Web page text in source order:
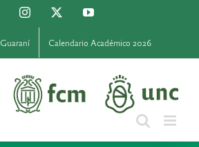
FacebookInstagram YouTube
Guaraní Calendario Académico 2026